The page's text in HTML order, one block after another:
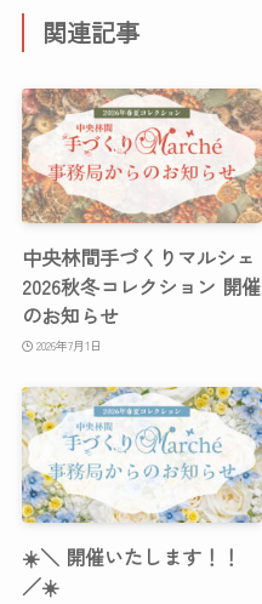
関連記事
中央林間手づくりマルシェ
2026秋冬コレクション 開催
のお知らせ
2026年7月1日
☀️＼ 開催いたします！！
／☀️